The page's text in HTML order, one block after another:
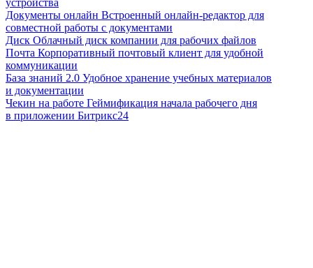
устройства
Документы онлайн Встроенный онлайн-редактор для
совместной работы с документами
Диск Облачный диск компании для рабочих файлов
Почта Корпоративный почтовый клиент для удобной
коммуникации
База знаний 2.0 Удобное хранение учебных материалов
и документации
Чекин на работе Геймификация начала рабочего дня
в приложении Битрикс24